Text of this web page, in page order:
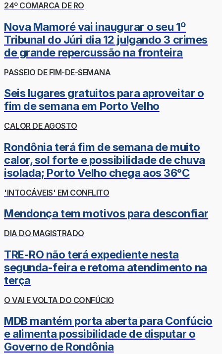
24º COMARCA DE RO
Nova Mamoré vai inaugurar o seu 1º
Tribunal do Júri dia 12 julgando 3 crimes
de grande repercussão na fronteira
PASSEIO DE FIM-DE-SEMANA
Seis lugares gratuitos para aproveitar o
fim de semana em Porto Velho
CALOR DE AGOSTO
Rondônia terá fim de semana de muito
calor, sol forte e possibilidade de chuva
isolada; Porto Velho chega aos 36°C
'INTOCÁVEIS' EM CONFLITO
Mendonça tem motivos para desconfiar
DIA DO MAGISTRADO
TRE-RO não terá expediente nesta
segunda-feira e retoma atendimento na
terça
O VAI E VOLTA DO CONFÚCIO
MDB mantém porta aberta para Confúcio
e alimenta possibilidade de disputar o
Governo de Rondônia